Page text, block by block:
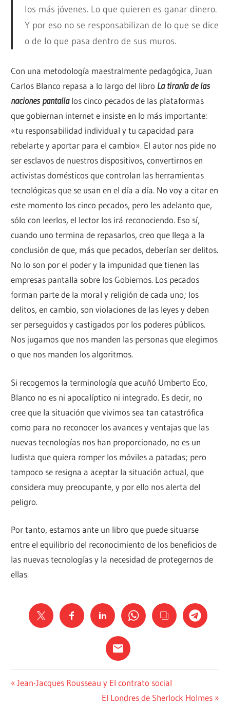
los más jóvenes. Lo que quieren es ganar dinero.
Y por eso no se responsabilizan de lo que se dice
o de lo que pasa dentro de sus muros.
Con una metodología maestralmente pedagógica, Juan
Carlos Blanco repasa a lo largo del libro La tiranía de las
naciones pantallalos cinco pecados de las plataformas
que gobiernan internet e insiste en lo más importante:
«tu responsabilidad individual y tu capacidad para
rebelarte y aportar para el cambio». El autor nos pide no
ser esclavos de nuestros dispositivos, convertirnos en
activistas domésticos que controlan las herramientas
tecnológicas que se usan en el día a día. No voy a citar en
este momento los cinco pecados, pero les adelanto que,
sólo con leerlos, el lector los irá reconociendo. Eso sí,
cuando uno termina de repasarlos, creo que llega a la
conclusión de que, más que pecados, deberían ser delitos.
No lo son por el poder y la impunidad que tienen las
empresas pantalla sobre los Gobiernos. Los pecados
forman parte de la moral y religión de cada uno; los
delitos, en cambio, son violaciones de las leyes y deben
ser perseguidos y castigados por los poderes públicos.
Nos jugamos que nos manden las personas que elegimos
o que nos manden los algoritmos.
Si recogemos la terminología que acuñó Umberto Eco,
Blanco no es ni apocalíptico ni integrado. Es decir, no
cree que la situación que vivimos sea tan catastrófica
como para no reconocer los avances y ventajas que las
nuevas tecnologías nos han proporcionado, no es un
ludista que quiera romper los móviles a patadas; pero
tampoco se resigna a aceptar la situación actual, que
considera muy preocupante, y por ello nos alerta del
peligro.
Por tanto, estamos ante un libro que puede situarse
entre el equilibrio del reconocimiento de los beneficios de
las nuevas tecnologías y la necesidad de protegernos de
ellas.
FRAGMENTO
Navegación
Entrada
Jean-Jacques Rousseau y El contrato social
Siguiente
El Londres de Sherlock Holmes